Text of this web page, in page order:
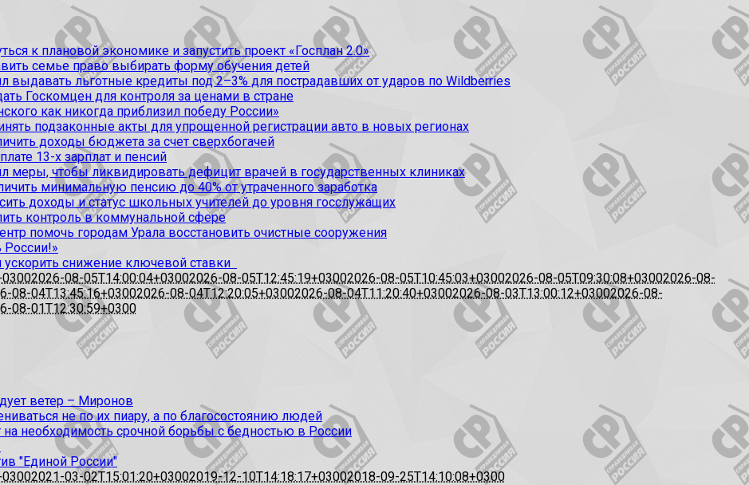
к плановой экономике и запустить проект «Госплан 2.0»
семье право выбирать форму обучения детей
льготные кредиты под 2–3% для пострадавших от ударов по Wildberries
Госкомцен для контроля за ценами в стране
как никогда приблизил победу России»
подзаконные акты для упрощенной регистрации авто в новых регионах
доходы бюджета за счет сверхбогачей
13-х зарплат и пенсий
чтобы ликвидировать дефицит врачей в государственных клиниках
минимальную пенсию до 40% от утраченного заработка
доходы и статус школьных учителей до уровня госслужащих
контроль в коммунальной сфере
помочь городам Урала восстановить очистные сооружения
России!»
снижение ключевой ставки
2026-08-05T14:00:04+03002026-08-05T12:45:19+03002026-08-05T10:45:03+03002026-08-05T09:30:08+03002026-08-
08-04T13:45:16+03002026-08-04T12:20:05+03002026-08-04T11:20:40+03002026-08-03T13:00:12+03002026-08-
08-01T12:30:59+0300
ветер – Миронов
не по их пиару, а по благосостоянию людей
необходимость срочной борьбы с бедностью в России
"Единой России"
2021-03-02T15:01:20+03002019-12-10T14:18:17+03002018-09-25T14:10:08+0300